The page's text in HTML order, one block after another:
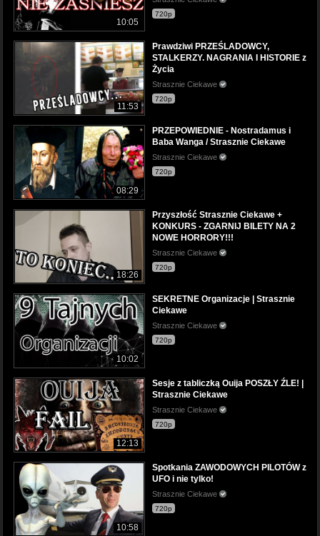
10:05
720p
11:53
Prawdziwi PRZEŚLADOWCY,
STALKERZY. NAGRANIA I HISTORIE z
Życia
Strasznie Ciekawe
720p
08:29
PRZEPOWIEDNIE - Nostradamus i
Baba Wanga / Strasznie Ciekawe
Strasznie Ciekawe
720p
18:26
Przyszłość Strasznie Ciekawe +
KONKURS - ZGARNIJ BILETY NA 2
NOWE HORRORY!!!
Strasznie Ciekawe
720p
10:02
SEKRETNE Organizacje | Strasznie
Ciekawe
Strasznie Ciekawe
720p
12:13
Sesje z tabliczką Ouija POSZŁY ŹLE! |
Strasznie Ciekawe
Strasznie Ciekawe
720p
10:58
Spotkania ZAWODOWYCH PILOTÓW z
UFO i nie tylko!
Strasznie Ciekawe
720p